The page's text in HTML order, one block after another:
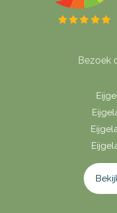
Bezoek